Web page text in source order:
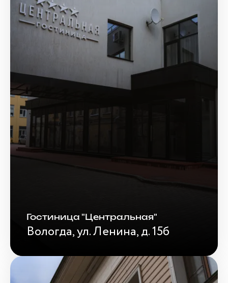
Гостиница "Центральная"
Вологда, ул. Ленина, д. 15б